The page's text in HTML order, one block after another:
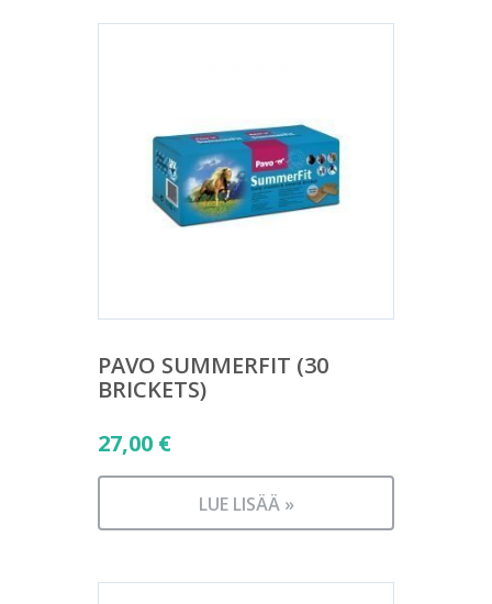
PAVO SUMMERFIT (30
BRICKETS)
27,00 €
LUE LISÄÄ »